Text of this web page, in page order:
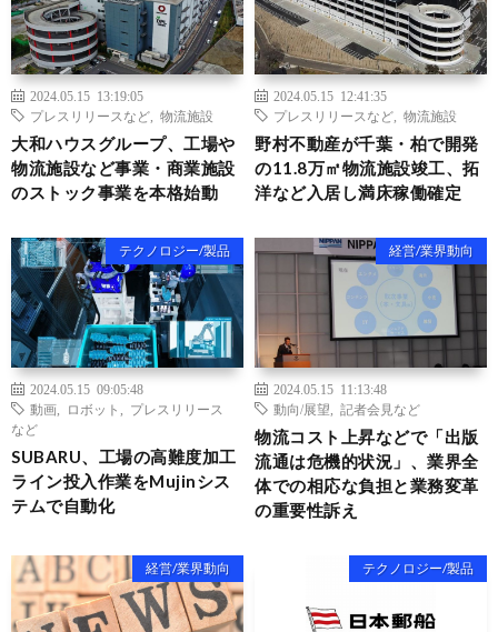
2024.05.15 13:19:05
プレスリリースなど
物流施設
大和ハウスグループ、工場や
物流施設など事業・商業施設
のストック事業を本格始動
2024.05.15 12:41:35
プレスリリースなど
物流施設
野村不動産が千葉・柏で開発
の11.8万㎡物流施設竣工、拓
洋など入居し満床稼働確定
テクノロジー/製品
2024.05.15 09:05:48
動画
ロボット
プレスリリース
など
SUBARU、工場の高難度加工
ライン投入作業をMujinシス
テムで自動化
経営/業界動向
2024.05.15 11:13:48
動向/展望
記者会見など
物流コスト上昇などで「出版
流通は危機的状況」、業界全
体での相応な負担と業務変革
の重要性訴え
経営/業界動向 テクノロジー/製品